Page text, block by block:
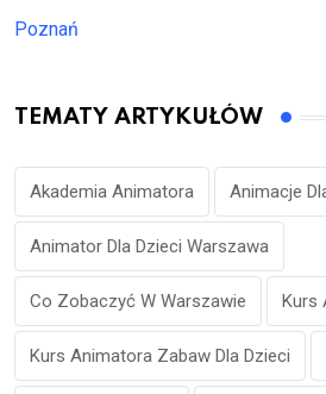
Poznań
TEMATY ARTYKUŁÓW
Akademia Animatora Animacje
Animator Dla Dzieci Warszawa
Co Zobaczyć W Warszawie Kurs
Kurs Animatora Zabaw Dla Dzieci